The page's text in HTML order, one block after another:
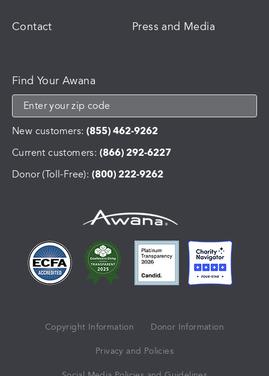
Contact Press and Media
Find Your Awana
New customers: (855) 462-9262
Current customers: (866) 292-6227
Donor (Toll-Free): (800) 222-9262
Copyright Information Donor Information
Privacy and Policies